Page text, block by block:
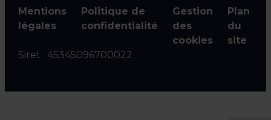
Mentions
légales
Politique de
confidentialité
Gestion
des
cookies
Plan
du
site
Siret : 45345096700022